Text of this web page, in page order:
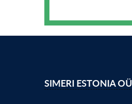
SIMERI ESTONIA OÜ